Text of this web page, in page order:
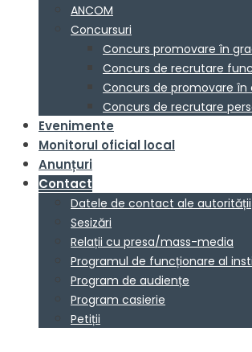
ANCOM
Concursuri
Concurs promovare în
Concurs de recrutare
Concurs de promovare în
Concurs de recrutare
Evenimente
Monitorul oficial local
Anunțuri
Contact
Datele de contact ale autorității
Sesizări
Relații cu presa/mass-media
Programul de funcționare al
Program de audiențe
Program casierie
Petiții